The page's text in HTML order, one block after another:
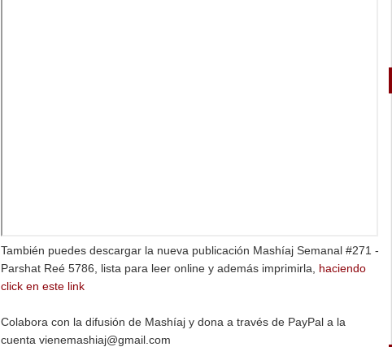
También puedes descargar la nueva publicación Mashíaj Semanal #271 -
Parshat Reé 5786, lista para leer online y además imprimirla, haciendo
click en este link
Colabora con la difusión de Mashíaj y dona a través de PayPal a la
cuenta vienemashiaj@gmail.com